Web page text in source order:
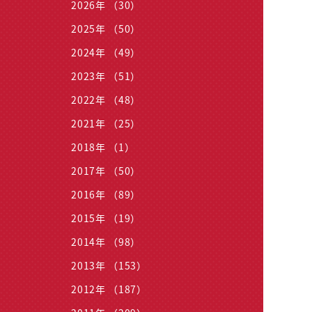
2026年 （30）
2025年 （50）
2024年 （49）
2023年 （51）
2022年 （48）
2021年 （25）
2018年 （1）
2017年 （50）
2016年 （89）
2015年 （19）
2014年 （98）
2013年 （153）
2012年 （187）